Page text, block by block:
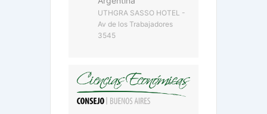
UTHGRA SASSO HOTEL -
Av de los Trabajadores
3545